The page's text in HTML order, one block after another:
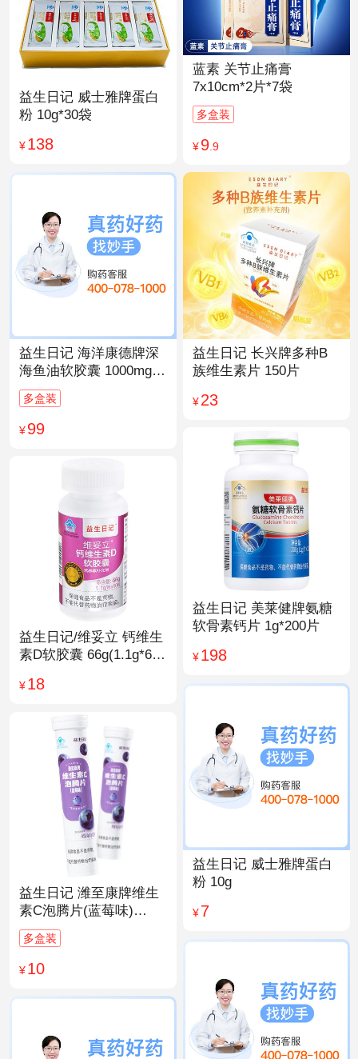
蓝素 关节止痛膏
7x10cm*2片*7袋
多盒装
¥9.9
益生日记 威士雅牌蛋白
粉 10g*30袋
¥138
益生日记 海洋康德牌深
海鱼油软胶囊 1000mg/
粒*200粒
多盒装
¥99
益生日记 长兴牌多种B
族维生素片 150片
¥23
益生日记 美莱健牌氨糖
软骨素钙片 1g*200片
¥198
益生日记/维妥立 钙维生
素D软胶囊 66g(1.1g*60
¥18
益生日记 威士雅牌蛋白
粉 10g
¥7
益生日记 潍至康牌维生
素C泡腾片(蓝莓味)
4.0g*20片
多盒装
¥10